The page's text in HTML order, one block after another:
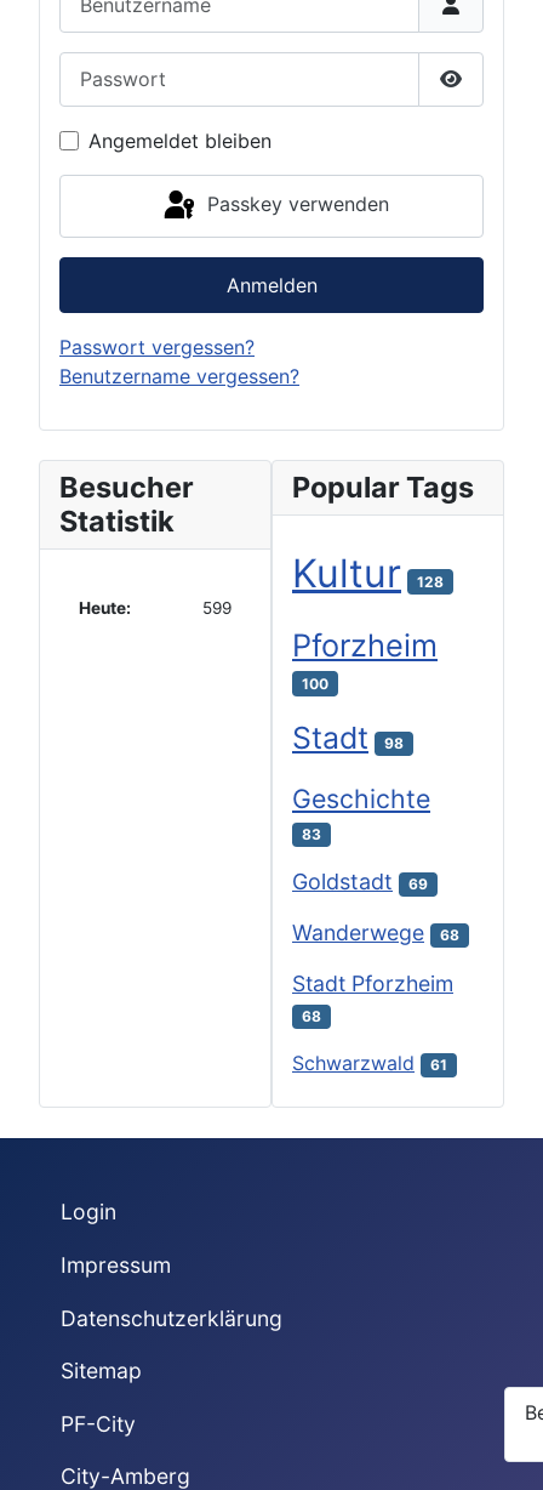
Passwort
Angemeldet bleiben
Passkey verwenden
Anmelden
Passwort vergessen?
Benutzername vergessen?
Besucher
Statistik
Heute: 599
Popular Tags
Kultur 128
Pforzheim
100
Stadt 98
Geschichte
83
Goldstadt 69
Wanderwege 68
Stadt Pforzheim
68
Schwarzwald 61
Login
Impressum
Datenschutzerklärung
Sitemap
PF-City
City-Amberg